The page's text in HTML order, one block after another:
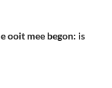
ooit mee begon: is